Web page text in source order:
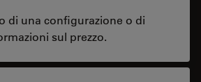
di una configurazione o di
sul prezzo.